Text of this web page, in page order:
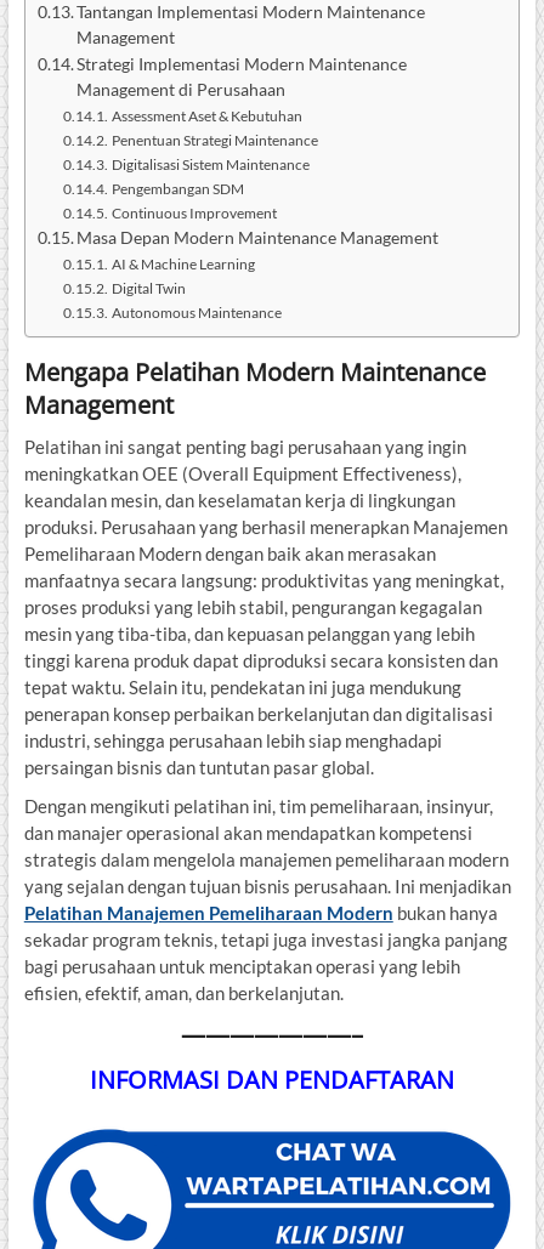
Tantangan Implementasi Modern Maintenance
Management
Strategi Implementasi Modern Maintenance
Management di Perusahaan
Assessment Aset & Kebutuhan
Penentuan Strategi Maintenance
Digitalisasi Sistem Maintenance
Pengembangan SDM
Continuous Improvement
Masa Depan Modern Maintenance Management
AI & Machine Learning
Digital Twin
Autonomous Maintenance
Mengapa Pelatihan Modern Maintenance
Management
Pelatihan ini sangat penting bagi perusahaan yang ingin
meningkatkan OEE (Overall Equipment Effectiveness),
keandalan mesin, dan keselamatan kerja di lingkungan
produksi. Perusahaan yang berhasil menerapkan Manajemen
Pemeliharaan Modern dengan baik akan merasakan
manfaatnya secara langsung: produktivitas yang meningkat,
proses produksi yang lebih stabil, pengurangan kegagalan
mesin yang tiba-tiba, dan kepuasan pelanggan yang lebih
tinggi karena produk dapat diproduksi secara konsisten dan
tepat waktu. Selain itu, pendekatan ini juga mendukung
penerapan konsep perbaikan berkelanjutan dan digitalisasi
industri, sehingga perusahaan lebih siap menghadapi
persaingan bisnis dan tuntutan pasar global.
Dengan mengikuti pelatihan ini, tim pemeliharaan, insinyur,
dan manajer operasional akan mendapatkan kompetensi
strategis dalam mengelola manajemen pemeliharaan modern
yang sejalan dengan tujuan bisnis perusahaan. Ini menjadikan
Pelatihan Manajemen Pemeliharaan Modern bukan hanya
sekadar program teknis, tetapi juga investasi jangka panjang
bagi perusahaan untuk menciptakan operasi yang lebih
efisien, efektif, aman, dan berkelanjutan.
———————–
INFORMASI DAN PENDAFTARAN